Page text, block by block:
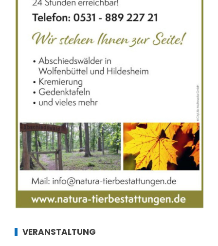
VERANSTALTUNG